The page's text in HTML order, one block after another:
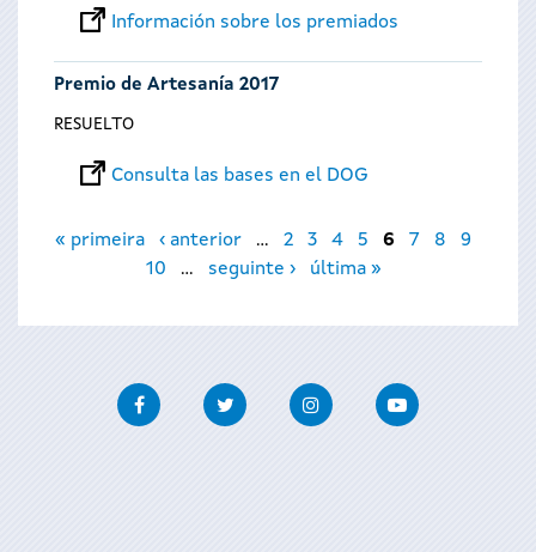
Información sobre los premiados
Premio de Artesanía 2017
RESUELTO
Consulta las bases en el DOG
Páginas
« primeira ‹ anterior … 2 3 4 5 6 7 8
9
10
… seguinte › última »
FacebookTwitter InstagramYoutube